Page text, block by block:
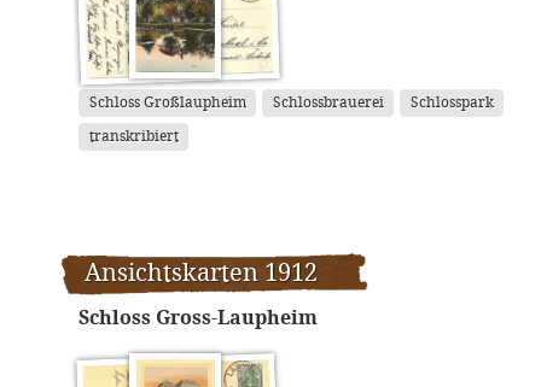
Schloss Großlaupheim Schlossbrauerei Schlosspark
transkribiert
Ansichtskarten 1912
Schloss Gross-Laupheim